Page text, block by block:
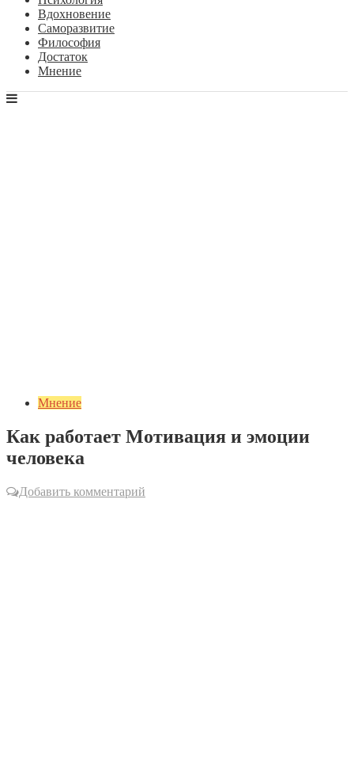
Вдохновение
Саморазвитие
Философия
Достаток
Мнение
Мнение
Как работает Мотивация и эмоции
человека
Добавить комментарий